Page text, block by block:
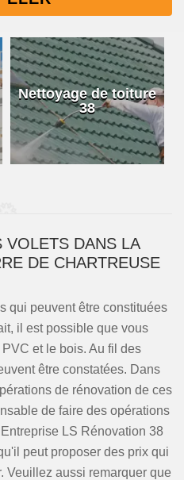
Nettoyage de toiture
38
VOLETS DANS LA
DE CHARTREUSE
qui peuvent être constituées
il est possible que vous
et le bois. Au fil des
être constatées. Dans
de rénovation de ces
de faire des opérations
LS Rénovation 38
peut proposer des prix qui
Veuillez aussi remarquer que